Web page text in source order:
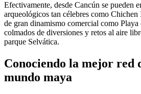
Efectivamente, desde Cancún se pueden
arqueológicos tan célebres como Chichen
de gran dinamismo comercial como
colmados de diversiones y retos al aire
parque Selvática.
Conociendo la mejor red
mundo maya